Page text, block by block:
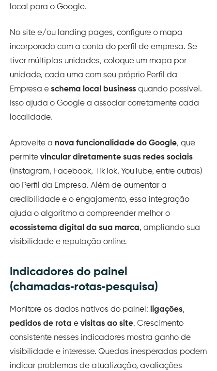
local para o Google.
No site e/ou landing pages, configure o mapa
incorporado com a conta do perfil de empresa. Se
tiver múltiplas unidades, coloque um mapa por
unidade, cada uma com seu próprio Perfil da
Empresa e schema local business quando possível.
Isso ajuda o Google a associar corretamente cada
localidade.
Aproveite a nova funcionalidade do Google, que
permite vincular diretamente suas redes sociais
(Instagram, Facebook, TikTok, YouTube, entre outras)
ao Perfil da Empresa. Além de aumentar a
credibilidade e o engajamento, essa integração
ajuda o algoritmo a compreender melhor o
ecossistema digital da sua marca, ampliando sua
visibilidade e reputação online.
Indicadores do painel
(chamadas‑rotas‑pesquisa)
Monitore os dados nativos do painel: ligações,
pedidos de rota e visitas ao site. Crescimento
consistente nesses indicadores mostra ganho de
visibilidade e interesse. Quedas inesperadas podem
indicar problemas de atualização, avaliações